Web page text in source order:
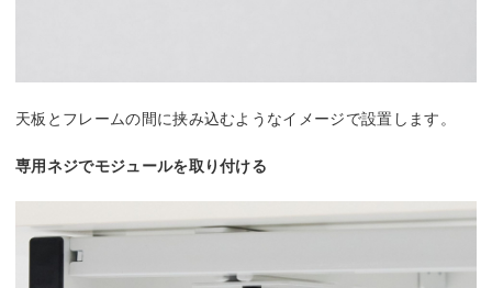
天板とフレームの間に挟み込むようなイメージで設置します。
専用ネジでモジュールを取り付ける